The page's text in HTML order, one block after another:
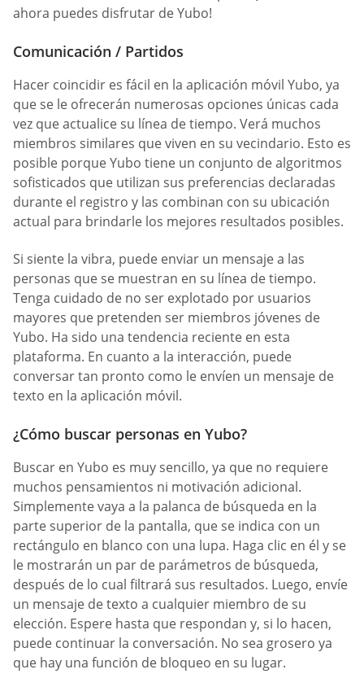
ahora puedes disfrutar de Yubo!
Comunicación / Partidos
Hacer coincidir es fácil en la aplicación móvil Yubo, ya
que se le ofrecerán numerosas opciones únicas cada
vez que actualice su línea de tiempo. Verá muchos
miembros similares que viven en su vecindario. Esto es
posible porque Yubo tiene un conjunto de algoritmos
sofisticados que utilizan sus preferencias declaradas
durante el registro y las combinan con su ubicación
actual para brindarle los mejores resultados posibles.
Si siente la vibra, puede enviar un mensaje a las
personas que se muestran en su línea de tiempo.
Tenga cuidado de no ser explotado por usuarios
mayores que pretenden ser miembros jóvenes de
Yubo. Ha sido una tendencia reciente en esta
plataforma. En cuanto a la interacción, puede
conversar tan pronto como le envíen un mensaje de
texto en la aplicación móvil.
¿Cómo buscar personas en Yubo?
Buscar en Yubo es muy sencillo, ya que no requiere
muchos pensamientos ni motivación adicional.
Simplemente vaya a la palanca de búsqueda en la
parte superior de la pantalla, que se indica con un
rectángulo en blanco con una lupa. Haga clic en él y se
le mostrarán un par de parámetros de búsqueda,
después de lo cual filtrará sus resultados. Luego, envíe
un mensaje de texto a cualquier miembro de su
elección. Espere hasta que respondan y, si lo hacen,
puede continuar la conversación. No sea grosero ya
que hay una función de bloqueo en su lugar.